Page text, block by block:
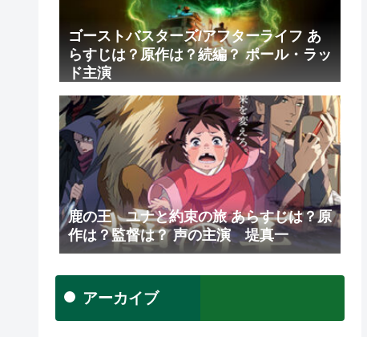
ゴーストバスターズ/アフターライフ あ
らすじは？原作は？続編？ ポール・ラッ
ド主演
鹿の王 ユナと約束の旅 あらすじは？原
作は？監督は？ 声の主演 堤真一
アーカイブ